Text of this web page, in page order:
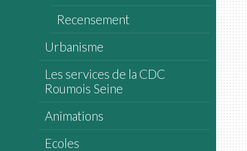
Recensement
Urbanisme
Les services de la CDC
Roumois Seine
Animations
Ecoles